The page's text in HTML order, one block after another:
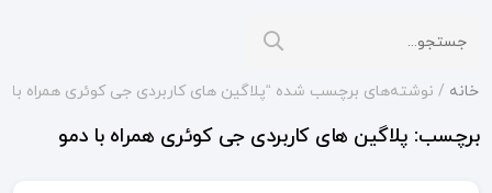
خانه / نوشته‌های برچسب شده “پلاگین های کاربردی جی کوئری همراه با
برچسب: پلاگین های کاربردی جی کوئری همراه با دمو